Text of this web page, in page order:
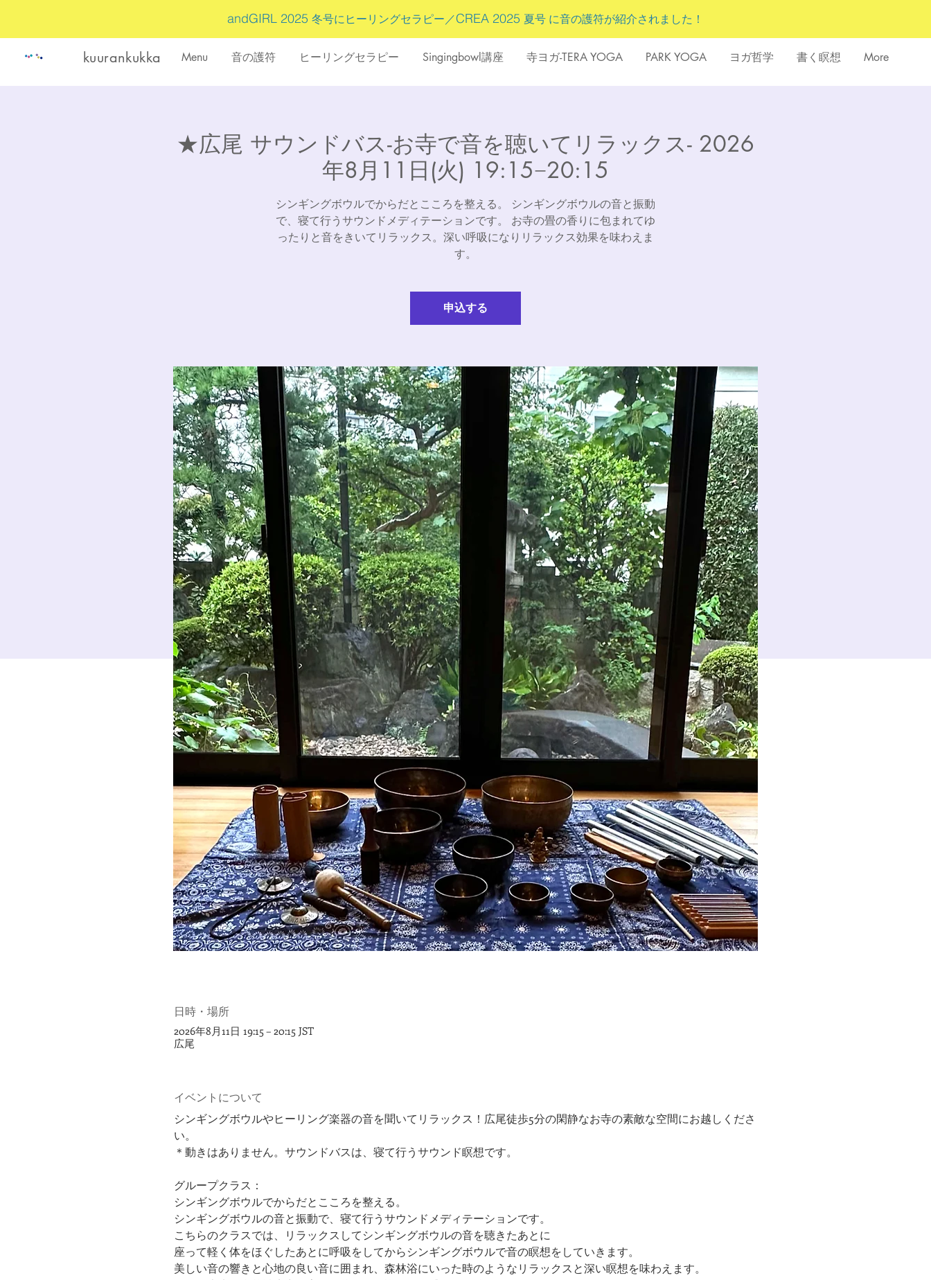
kuurankukka Menu 音の護符 ヒーリングセラピー Singingbowl講座 寺ヨガ-TERA YOGA PARK YOGA ヨガ哲学 書く瞑想 More
andGIRL 2025 冬号にヒーリングセラピー／CREA 2025 夏号 に音の護符が紹介されました！
★広尾 サウンドバス-お寺で音を聴いてリラックス- 2026
年8月11日(火) 19:15−20:15
シンギングボウルでからだとこころを整える。 シンギングボウルの音と振動
で、寝て行うサウンドメディテーションです。 お寺の畳の香りに包まれてゆ
ったりと音をきいてリラックス。深い呼吸になりリラックス効果を味わえま
す。
申込する
日時・場所
2026年8月11日 19:15 – 20:15 JST
広尾
イベントについて
シンギングボウルやヒーリング楽器の音を聞いてリラックス！広尾徒歩5分の閑静なお寺の素敵な空間にお越しくださ
い。
＊動きはありません。サウンドバスは、寝て行うサウンド瞑想です。
グループクラス：
シンギングボウルでからだとこころを整える。
シンギングボウルの音と振動で、寝て行うサウンドメディテーションです。
こちらのクラスでは、リラックスしてシンギングボウルの音を聴きたあとに
座って軽く体をほぐしたあとに呼吸をしてからシンギングボウルで音の瞑想をしていきます。
美しい音の響きと心地の良い音に囲まれ、森林浴にいった時のようなリラックスと深い瞑想を味わえます。